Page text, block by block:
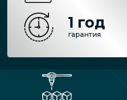
1 год
гарантия